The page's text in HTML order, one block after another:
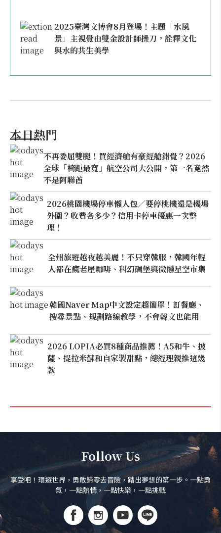
2025臺灣文博會8月登場！主題「水風
景」主視覺由雙金設計師操刀，詮釋文化
與水的共生美學
本日熱門
不再委屈雙腿！買經濟艙有豪經艙錯覺？2026
全球「椅距最寬」航空公司大公開，第一名竟然
不是阿聯酋
2026桃園機場停車懶人包／要停桃機還是機場
外圍？收費各多少？信用卡停車優惠一次整
理！
全州旅遊越夜越美麗！不只穿韓服，韓國年輕
人都在瘋老屋咖啡、科幻碉堡與微醺星空市集
韓國Naver Map中文設定超簡單！訂餐廳、
搜尋景點、規劃路線教學，不會韓文也能用
2026 LOPIA必買8種商品推薦！A5和牛、披
薩、提拉米蘇和自家製甜點，總經理親推這幾
款
Follow Us
享受吧！環遊世界，勇敢歸零去冒險，踏出夢想的第一步。一點勇
氣，一點熱情，一點快樂，一點挑戰